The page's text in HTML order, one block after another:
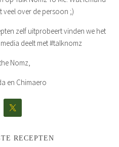
veel over de persoon ;)
zelf uitprobeert vinden we het
deelt met #talknomz
Nomz,
en Chimaero
RECEPTEN